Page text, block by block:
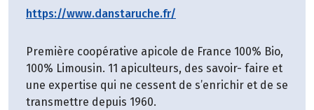
https://www.danstaruche.fr/
Première coopérative apicole de France 100% Bio,
100% Limousin. 11 apiculteurs, des savoir- faire et
une expertise qui ne cessent de s’enrichir et de se
transmettre depuis 1960.